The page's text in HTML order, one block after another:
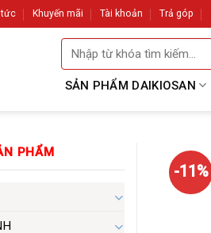
tức Khuyến mãi Tài khoản Trả góp
Tìm
kiếm:
SẢN PHẨM DAIKIOSAN
PHẨM
-11%